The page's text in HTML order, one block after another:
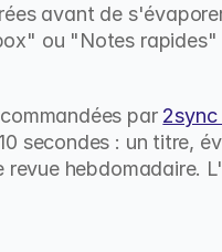
avant de
ou "Notes
par 2sync
secondes : un titre,
revue hebdomadaire.